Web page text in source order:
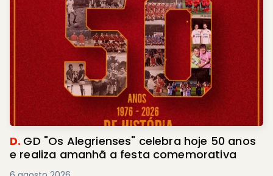
D. GD "Os Alegrienses" celebra hoje 50 anos
e realiza amanhã a festa comemorativa